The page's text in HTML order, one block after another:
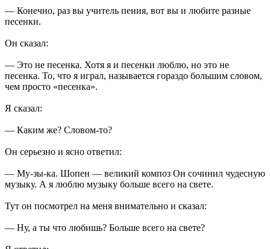
— Конечно, раз вы учитель пения, вот вы и любите разные
песенки.
Он сказал:
— Это не песенка. Хотя я и песенки люблю, но это не
песенка. То, что я играл, называется гораздо большим словом,
чем просто «песенка».
Я сказал:
— Каким же? Словом-то?
Он серьезно и ясно ответил:
— Му-зы-ка. Шопен — великий композ Он сочинил чудесную
музыку. А я люблю музыку больше всего на свете.
Тут он посмотрел на меня внимательно и сказал:
— Ну, а ты что любишь? Больше всего на свете?